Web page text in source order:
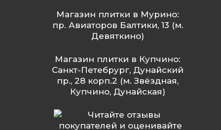
Магазин плитки в Мурино:
пр. Авиаторов Балтики, 13 (м.
Девяткино)
Магазин плитки в Купчино:
Санкт-Петебрург, Дунайский
пр., 28 корп.2 (м. Звёздная,
Купчино, Дунайская)